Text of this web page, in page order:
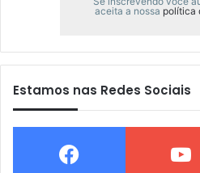
aceita a nossa política
Estamos nas Redes Sociais